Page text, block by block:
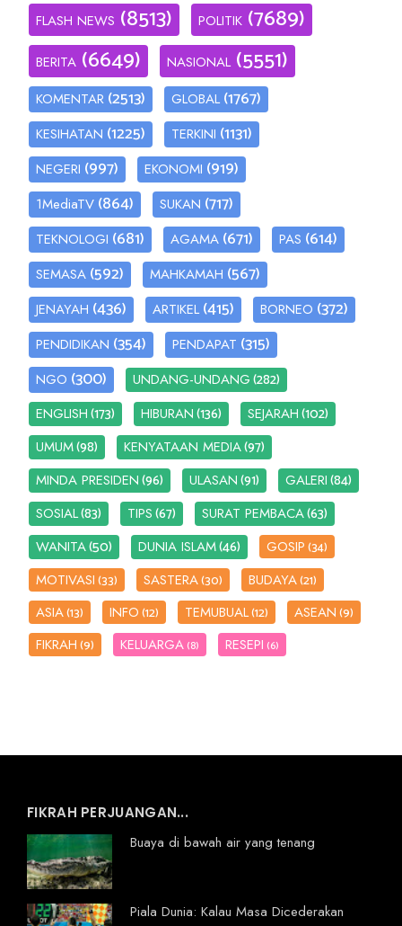
FLASH NEWS (8513) POLITIK (7689)
BERITA (6649) NASIONAL (5551)
KOMENTAR (2513) GLOBAL (1767)
KESIHATAN (1225) TERKINI (1131)
NEGERI (997) EKONOMI (919)
1MediaTV (864) SUKAN (717)
TEKNOLOGI (681) AGAMA (671) PAS (614)
SEMASA (592) MAHKAMAH (567)
JENAYAH (436) ARTIKEL (415) BORNEO (372)
PENDIDIKAN (354) PENDAPAT (315)
NGO (300) UNDANG-UNDANG(282)
ENGLISH(173) HIBURAN(136) SEJARAH(102)
UMUM(98) KENYATAAN MEDIA(97)
MINDA PRESIDEN(96) ULASAN(91) GALERI(84)
SOSIAL(83) TIPS(67) SURAT PEMBACA(63)
WANITA(50) DUNIA ISLAM(46) GOSIP(34)
MOTIVASI(33) SASTERA(30) BUDAYA(21)
ASIA(13) INFO(12) TEMUBUAL(12) ASEAN(9)
FIKRAH(9) KELUARGA (8) RESEPI (6)
FIKRAH PERJUANGAN...
Buaya di bawah air yang tenang
Piala Dunia: Kalau Masa Dicederakan